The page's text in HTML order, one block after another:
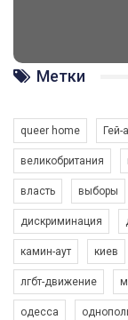
Метки
queer home Гей-
великобритания
власть выборы
дискриминация
камин-аут киев
лгбт-движение
одесса